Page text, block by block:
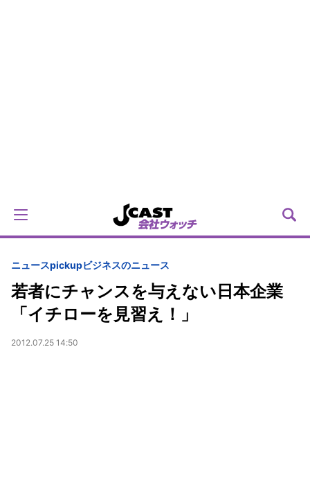
ニュースpickupビジネスのニュース
若者にチャンスを与えない日本企業
「イチローを見習え！」
2012.07.25 14:50